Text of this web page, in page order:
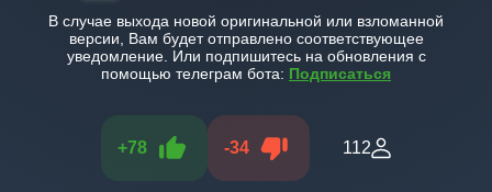
В случае выхода новой оригинальной или взломанной
версии, Вам будет отправлено соответствующее
уведомление. Или подпишитесь на обновления с
помощью телеграм бота: Подписаться
+78 -34 112